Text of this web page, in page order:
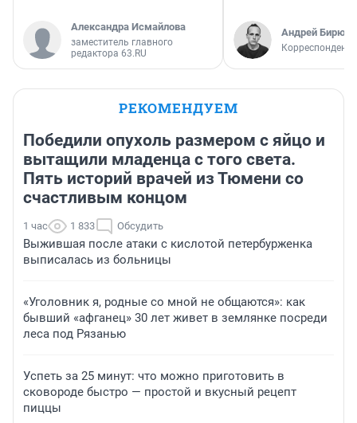
Александра Исмайлова
заместитель главного
редактора 63.RU
Андрей
Корреспондент
РЕКОМЕНДУЕМ
Победили опухоль размером с яйцо и
вытащили младенца с того света.
Пять историй врачей из Тюмени со
счастливым концом
1 час 1 833 Обсудить
Выжившая после атаки с кислотой петербурженка
выписалась из больницы
«Уголовник я, родные со мной не общаются»: как
бывший «афганец» 30 лет живет в землянке посреди
леса под Рязанью
Успеть за 25 минут: что можно приготовить в
сковороде быстро — простой и вкусный рецепт
пиццы